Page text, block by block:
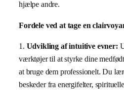
hjælpe andre.
Fordele ved at tage en
1. Udvikling af intuitive evner:
værktøjer til at styrke dine
at bruge dem professionelt. Du
beskeder fra energifelter,